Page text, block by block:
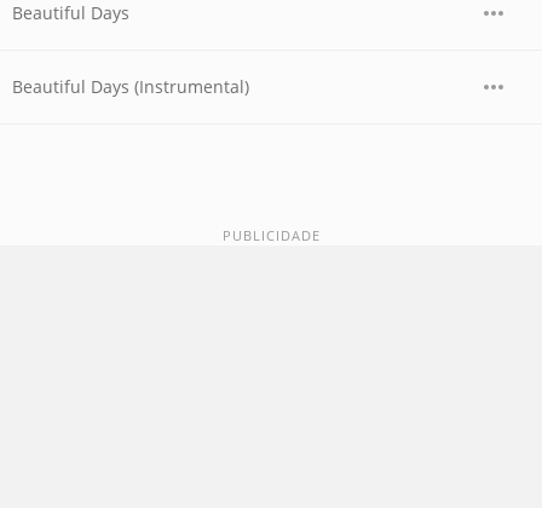
Beautiful Days
Beautiful Days (Instrumental)